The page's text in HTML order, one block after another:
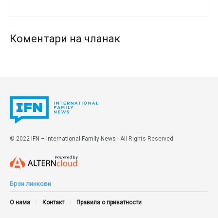
изборима, вероватно ће зависити од гласова
опозиционе странке кад је реч о легализацији
неодобравање истополних „бракова” међу Грцима.
Tags: LGBT+
слобода вероисповести
Коментари на чланак
© 2022 IFN – International Family News - All Rights Reserved.
Брзи линкови
О нама Контакт Правила о приватности